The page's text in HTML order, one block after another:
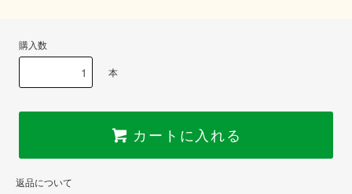
購入数
本
カートに入れる
返品について